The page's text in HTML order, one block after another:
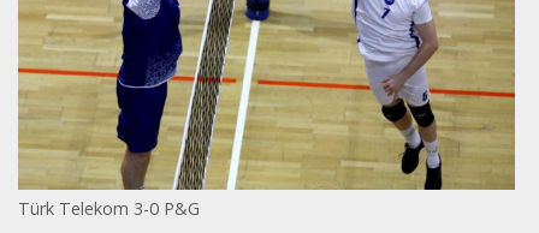
Türk Telekom 3-0 P&G